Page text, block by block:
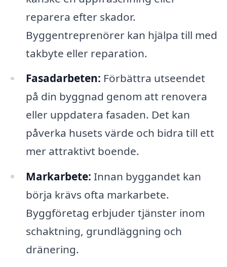
reparera efter skador.
Byggentreprenörer kan hjälpa till med
takbyte eller reparation.
Fasadarbeten: Förbättra utseendet
på din byggnad genom att renovera
eller uppdatera fasaden. Det kan
påverka husets värde och bidra till ett
mer attraktivt boende.
Markarbete: Innan byggandet kan
börja krävs ofta markarbete.
Byggföretag erbjuder tjänster inom
schaktning, grundläggning och
dränering.